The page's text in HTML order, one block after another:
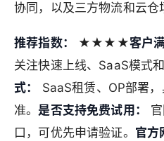
协同，以及三方物流和云仓
推荐指数： ★★★★客户
关注快速上线、SaaS模式
式：
SaaS租赁、OP部署
准。 是否支持免费试用：
口，可优先申请验证。 官方